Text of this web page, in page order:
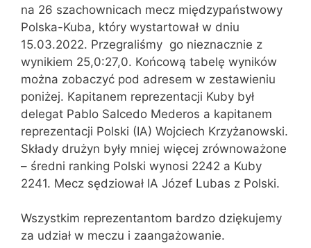
na 26 szachownicach mecz międzypaństwowy
Polska-Kuba, który wystartował w dniu
15.03.2022. Przegraliśmy go nieznacznie z
wynikiem 25,0:27,0. Końcową tabelę wyników
można zobaczyć pod adresem w zestawieniu
poniżej. Kapitanem reprezentacji Kuby był
delegat Pablo Salcedo Mederos a kapitanem
reprezentacji Polski (IA) Wojciech Krzyżanowski.
Składy drużyn były mniej więcej zrównoważone
– średni ranking Polski wynosi 2242 a Kuby
2241. Mecz sędziował IA Józef Lubas z Polski.
Wszystkim reprezentantom bardzo dziękujemy
za udział w meczu i zaangażowanie.